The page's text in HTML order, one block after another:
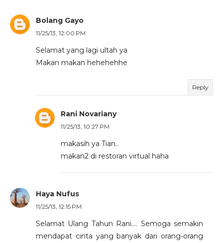
Bolang Gayo
11/25/13, 12:00 PM
Selamat yang lagi ultah ya
Makan makan hehehehhe
Reply
Rani Novariany
11/25/13, 10:27 PM
makasih ya Tian..
makan2 di restoran virtual haha
Haya Nufus
11/25/13, 12:15 PM
Selamat Ulang Tahun Rani.... Semoga semakin
mendapat cinta yang banyak dari orang-orang